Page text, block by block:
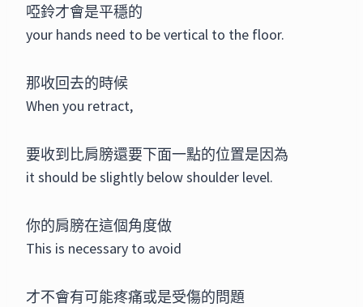
啞鈴才會是平穩的
your hands need to be vertical to the floor.
那收回去的時候
When you retract,
要收到比肩膀還要下面一點的位置是因為
it should be slightly below shoulder level.
你的肩膀在這個角度做
This is necessary to avoid
才不會有可能疼痛或是受傷的問題